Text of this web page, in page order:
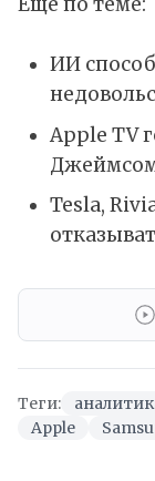
ИИ
Apple TV
Tesla,
Теги:
Apple